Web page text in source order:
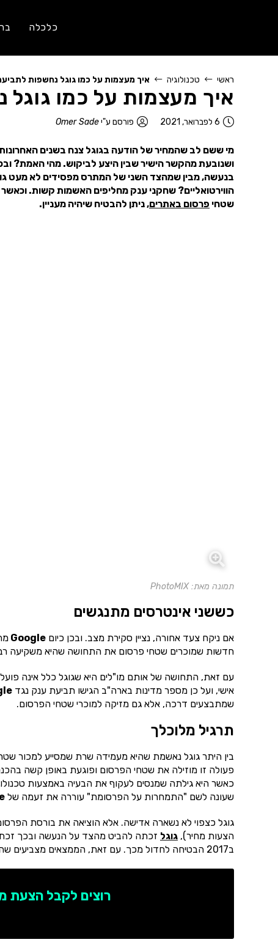
כלכלה
ראשי טכנולוגיה איך מעצמות על כמו גוגל נחשפות
איך מעצמות על כמו
6 לפברואר, 2021 פורסם ע"יOmer Sade
מי ששם לב שהמחיר של הודעה בגוגל צנח בשנים
בנעשה, מבין שמהצד השני של המתרס מפסידים לא מעט
שטחי פרסום באתרים, ניתן להבטיח שיהיה מעניין.
תמונה מאת: PhotoMIX
כששני אינטרסים מתנגשים
אם ניקח צעד אחורה, נציין סקירת מצב. ובכן כיום Google
חדשות שמוכרים שטחי פרסום את התחושה שהיא משקיעה
עם זאת, התחושה של אותם מו"לים היא שגוגל כלל אינה
אישי, ועל כן מספר מדינות בארה"ב הגישו תביעת ענק נגד
שמתבצעים דרכה, אלא גם מזיקה למוכרי שטחי הפרסום.
תרגיל מלוכלך
בין היתר גוגל נאשמת שהיא מעמידה שרת שמסייע למכור
פעולה זו מוזילה את שטחי הפרסום ופוגעת באופן קשה
כאשר היא גילתה שמנסים לעקוף את הבעיה באמצעות
שעונה לשם "התמחרות על הפרסומת" עוררה את זעמה של
גוגל כצפוי לא נשארה אדישה. אלא הוציאה את בורסת
הצעות מחיר), גוגל זכתה להביט מהצד על הנעשה ובכך
ב2017 הבטיחה לחדול מכך. עם זאת, הממצאים מצביעים שהיא המשיכה באופן חשאי להיעזר בשיטה.
רוצים לקבל הצעת